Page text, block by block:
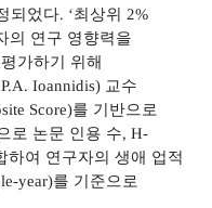
되었다. ‘최상위 2%
의 연구 영향력을
평가하기 위해
Ioannidis) 교수
Score)를 기반으로
로 논문 인용 수, H-
하여 연구자의 생애 업적
year)를 기준으로